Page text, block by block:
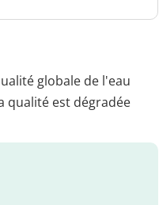
globale de l'eau
qualité est dégradée